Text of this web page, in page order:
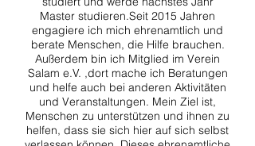
Master studieren.Seit 2015 Jahren
engagiere ich mich ehrenamtlich und
berate Menschen, die Hilfe brauchen.
Außerdem bin ich Mitglied im Verein
Salam e.V. ,dort mache ich Beratungen
und helfe auch bei anderen Aktivitäten
und Veranstaltungen. Mein Ziel ist,
Menschen zu unterstützen und ihnen zu
helfen, dass sie sich hier auf sich selbst